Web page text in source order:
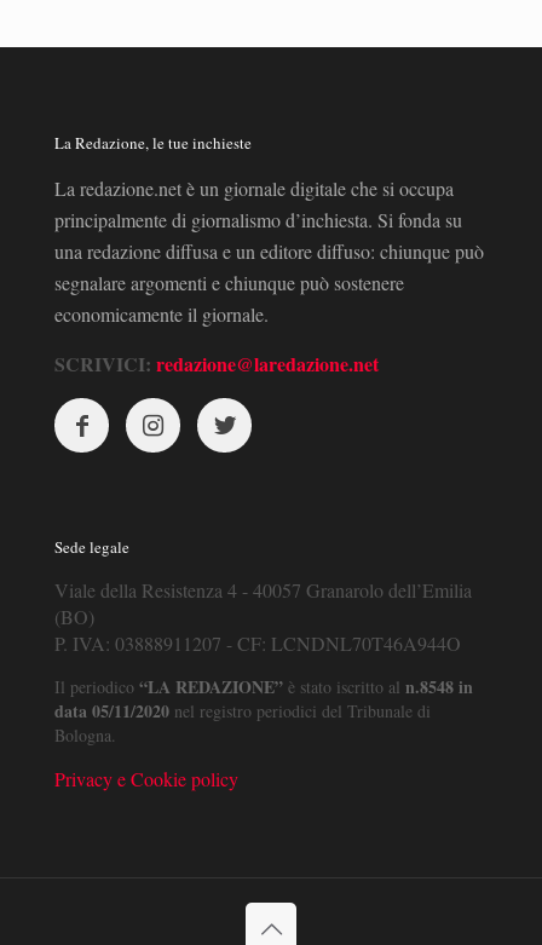
La Redazione, le tue inchieste
La redazione.net è un giornale digitale che si occupa
principalmente di giornalismo d’inchiesta. Si fonda su
una redazione diffusa e un editore diffuso: chiunque può
segnalare argomenti e chiunque può sostenere
economicamente il giornale.
SCRIVICI: redazione@laredazione.net
Sede legale
Viale della Resistenza 4 - 40057 Granarolo dell’Emilia
(BO)
P. IVA: 03888911207 - CF: LCNDNL70T46A944O
Il periodico “LA REDAZIONE” è stato iscritto al n.8548 in
data 05/11/2020 nel registro periodici del Tribunale di
Bologna.
Privacy e Cookie policy